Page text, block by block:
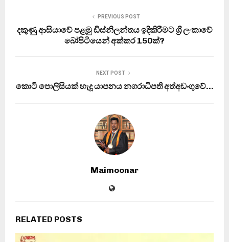
PREVIOUS POST
දකුණු ආසියාවේ පළමු ඩිස්නිලන්තය ඉදිකිරීමට ශ්‍රී ලංකාවේ
බෝපිටියෙන් අක්කර 150ක්?
NEXT POST
කොටි පොලිසියක් හැදූ යාපනය නගරාධිපති අත්අඩංගුවේ…
Maimoonar
RELATED POSTS